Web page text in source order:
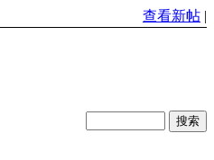
查看新帖 |